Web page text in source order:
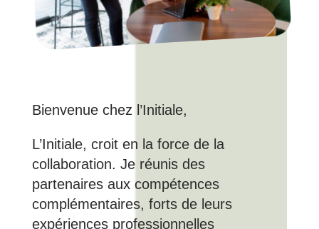
Bienvenue chez l’Initiale,
L’Initiale, croit en la force de la
collaboration. Je réunis des
partenaires aux compétences
complémentaires, forts de leurs
expériences professionnelles